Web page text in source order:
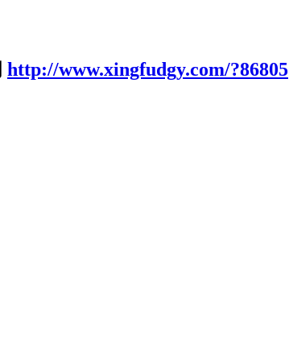
http://www.xingfudgy.com/?86805